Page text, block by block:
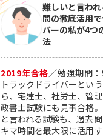
難しいと言わ
問の徹底活用
バーの私が4つ
法
2019年合格／勉強期間：
トラックドライバーとい
ら、宅建士、社労士、管
政書士試験にも見事合格
と言われる試験も、過去
キマ時間を最大限に活用す